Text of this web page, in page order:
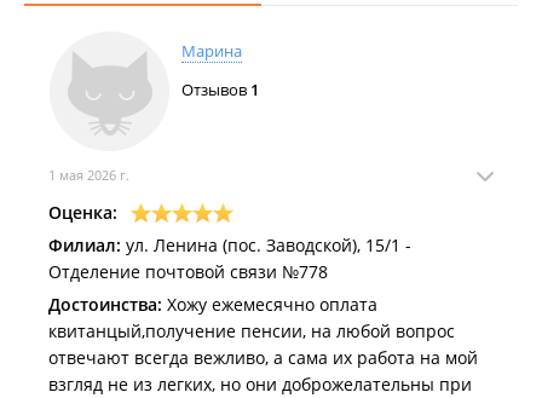
Марина
Отзывов 1
1 мая 2026 г.
Оценка:
Филиал: ул. Ленина (пос. Заводской), 15/1 -
Отделение почтовой связи №778
Достоинства: Хожу ежемесячно оплата
квитанцый,получение пенсии, на любой вопрос
отвечают всегда вежливо, а сама их работа на мой
взгляд не из легких, но они доброжелательны при